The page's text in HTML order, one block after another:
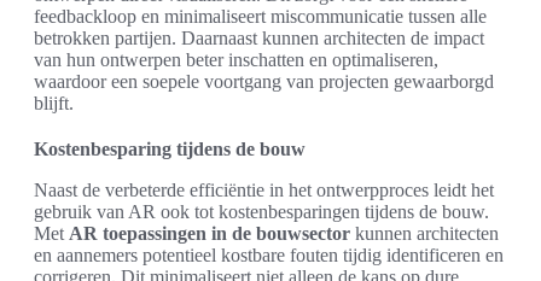
feedbackloop en minimaliseert miscommunicatie tussen alle
betrokken partijen. Daarnaast kunnen architecten de impact
van hun ontwerpen beter inschatten en optimaliseren,
waardoor een soepele voortgang van projecten gewaarborgd
blijft.
Kostenbesparing tijdens de bouw
Naast de verbeterde efficiëntie in het ontwerpproces leidt het
gebruik van AR ook tot kostenbesparingen tijdens de bouw.
Met AR toepassingen in de bouwsector kunnen architecten
en aannemers potentieel kostbare fouten tijdig identificeren en
corrigeren. Dit minimaliseert niet alleen de kans op dure